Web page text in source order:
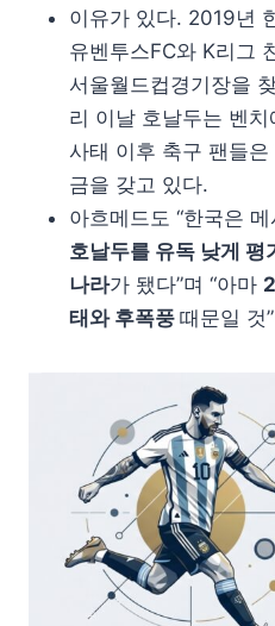
이유가 있다. 2019년
유벤투스FC와 K리그
서울월드컵경기장을
리 이날 호날두는 벤치
사태 이후 축구 팬들은
금을 갖고 있다.
아흐메드도 “한국은
호날두를 유독 낮게 평
나라가 됐다”며 “아마
태와 후폭풍 때문일 것